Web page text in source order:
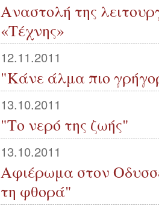
Αναστολή της
«Τέχνης»
12.11.2011
"Κάνε άλμα πιο
13.10.2011
"Το νερό της ζωής"
13.10.2011
Αφιέρωμα στον
τη φθορά"